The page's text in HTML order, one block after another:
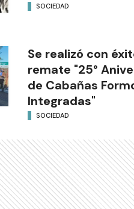
SOCIEDAD
Se realizó con
remate "25°
de Cabañas
Integradas"
SOCIEDAD